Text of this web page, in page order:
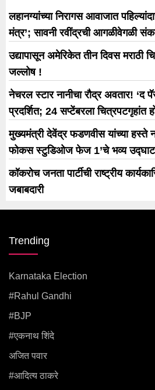
लहानग्यांच्या निरागस आवाजात
मंत्र’; सावनी रवींद्रची आगळीवेगळी
उद्यापासून अमेरिकेत तीन दिवस मराठी
जल्लोष !
नेचरल स्टार नानीचा रौद्र अवतार! ‘द
प्रदर्शित; 24 सप्टेंबरला चित्रपटगृहांत
मुख्यमंत्री देवेंद्र फडणवीस यांच्या हस्ते
फोकस स्टुडिओज फेज 1’चे भव्य
कॉकरोच जनता पार्टीची राष्ट्रीय
जबाबदारी
Trending
Karnataka Election
#rahul Gandhi
#BJP
#एकनाथ शिंदे
अजित पवार
#आदित्य ठाकरे